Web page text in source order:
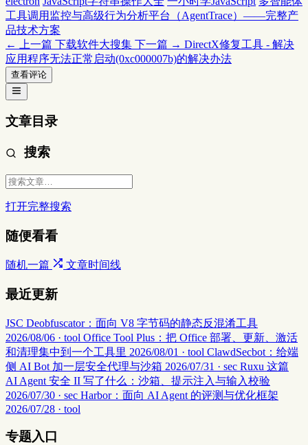
工具调用监控与高级行为分析平台（AgentTrace）——完整产
品技术方案
← 上一篇 下载软件大搜集 下一篇 → DirectX修复工具 - 解决
应用程序无法正常启动(0xc000007b)的解决办法
查看评论
文章目录
搜索
打开完整搜索
随便看看
随机一篇 文章时间线
最近更新
JSC Deobfuscator：面向 V8 字节码的静态反混淆工具
2026/08/06 · tool Office Tool Plus：把 Office 部署、更新、激活
和清理集中到一个工具里 2026/08/01 · tool ClawdSecbot：给端
侧 AI Bot 加一层安全代理与沙箱 2026/07/31 · sec Ruxu 这篇
AI Agent 安全 II 写了什么：沙箱、提示注入与输入校验
2026/07/30 · sec Harbor：面向 AI Agent 的评测与优化框架
2026/07/28 · tool
专题入口